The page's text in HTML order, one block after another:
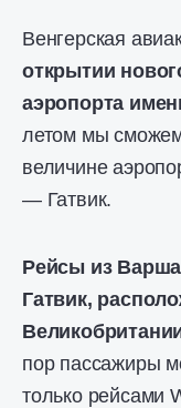
Венгерская
открытии
аэропорта
летом мы
величине
— Гатвик.
Рейсы из
Гатвик,
пор пассажиры
только рейсами